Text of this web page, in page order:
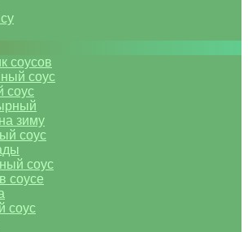
соусов
соус
соус
зиму
соус
соус
соусе
соус